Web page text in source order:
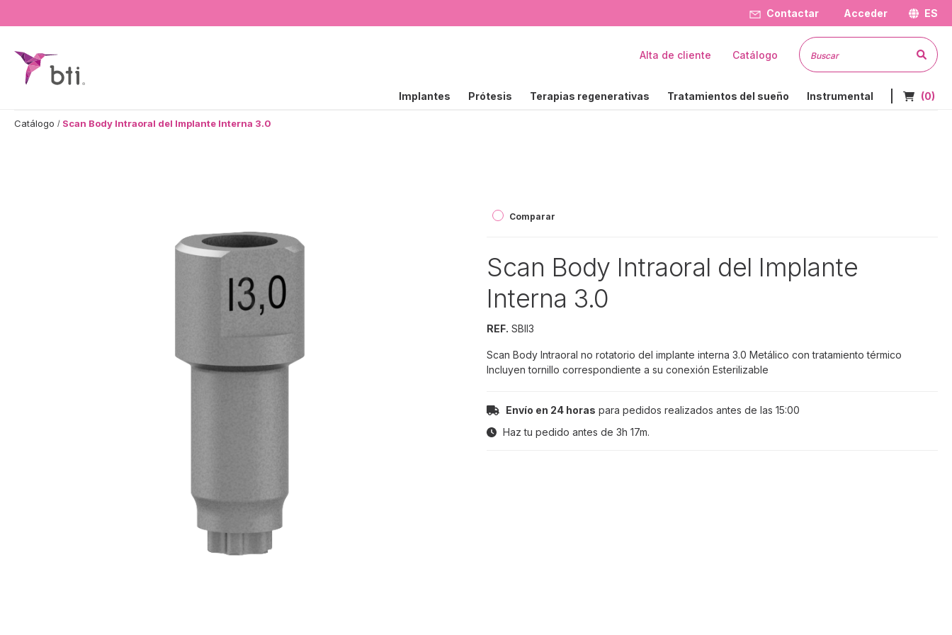
Contactar Acceder ES
BTI - Human Tecnology
Implantes Prótesis Terapias regenerativas Tratamientos del sueño Instrumental Nº de
(0)
Alta de cliente Catálogo
Catálogo Scan Body Intraoral del Implante Interna 3.0
Comparar
Scan Body Intraoral del Implante
Interna 3.0
REF. SBII3
Scan Body Intraoral no rotatorio del implante interna 3.0 Metálico con tratamiento térmico
Incluyen tornillo correspondiente a su conexión Esterilizable
Envío en 24 horas para pedidos realizados antes de las 15:00
Haz tu pedido antes de 3h 17m.